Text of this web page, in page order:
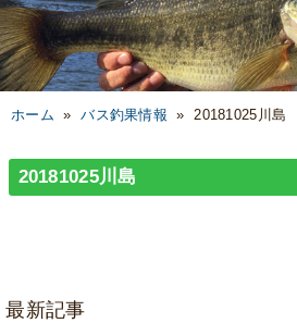
ホーム »バス釣果情報 »20181025川島
20181025川島
最新記事